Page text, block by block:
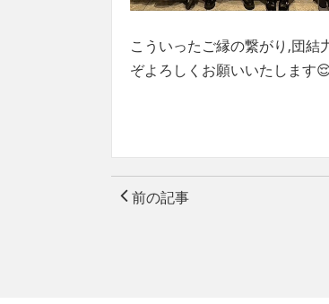
こういったご縁の繋がり,団結
ぞよろしくお願いいたします
前の記事